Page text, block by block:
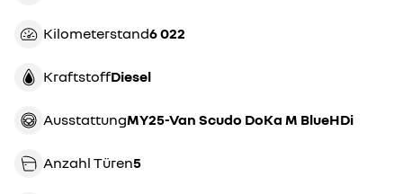
Kilometerstand 6 022
Kraftstoff Diesel
Ausstattung MY25-Van Scudo DoKa M BlueHDi
Anzahl Türen5